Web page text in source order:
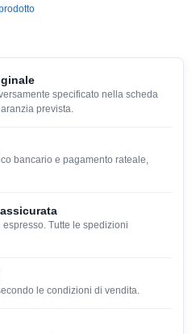
specificato nella scheda
prevista.
bancario e pagamento rateale,
Tutte le spedizioni
le condizioni di vendita.